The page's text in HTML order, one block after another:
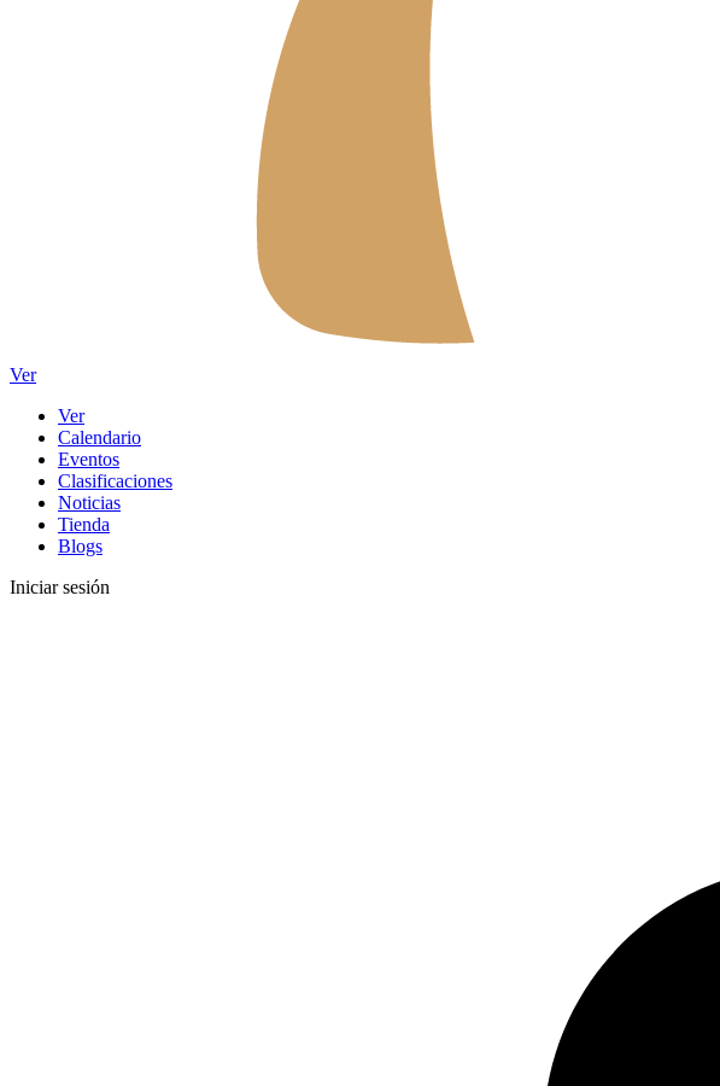
Ver
Ver
Calendario
Eventos
Clasificaciones
Noticias
Tienda
Blogs
Iniciar sesión